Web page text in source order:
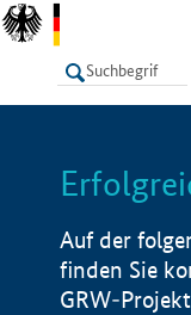
LISTE
Auf der
finden Sie
GRW-